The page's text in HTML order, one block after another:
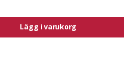
Lägg i varukorg